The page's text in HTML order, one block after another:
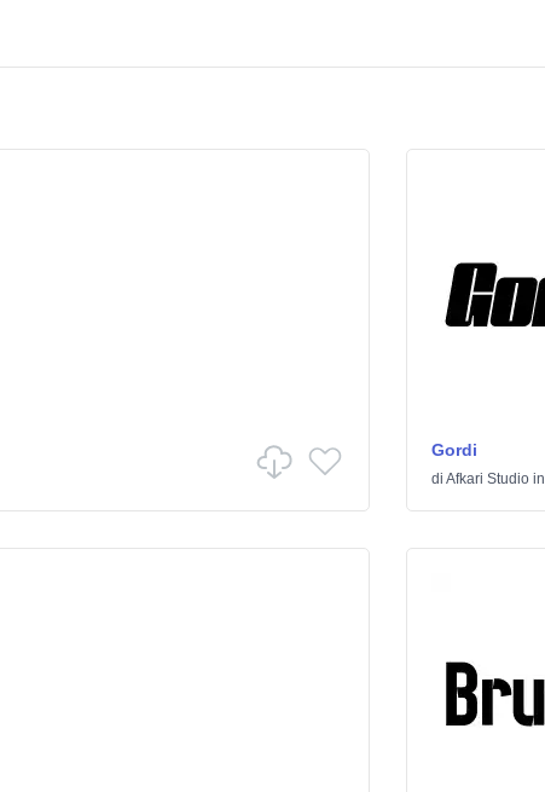
Gordi
di Afkari Studioin